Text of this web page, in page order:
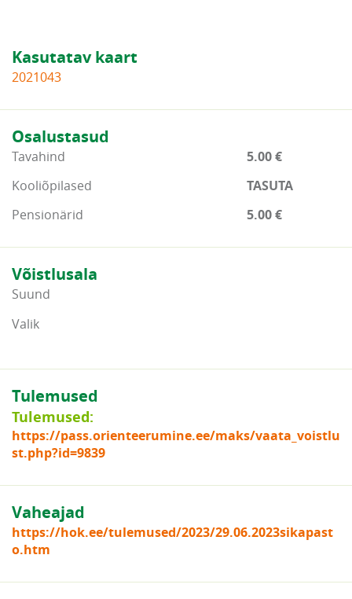
Kasutatav kaart
2021043
Osalustasud
Tavahind
5.00 €
Kooliõpilased
TASUTA
Pensionärid
5.00 €
Võistlusala
Suund
Valik
Tulemused
Tulemused:
https://pass.orienteerumine.ee/maks/vaata_voistlu
st.php?id=9839
Vaheajad
https://hok.ee/tulemused/2023/29.06.2023sikapast
o.htm